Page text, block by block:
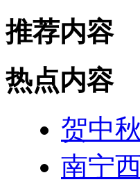
推荐内容
热点内容
贺中
南宁